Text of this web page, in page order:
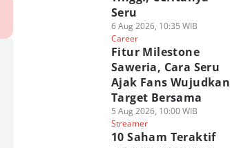
Seru
6 Aug 2026, 10:35 WIB
Career
Fitur Milestone
Saweria, Cara Seru
Ajak Fans Wujudkan
Target Bersama
5 Aug 2026, 10:00 WIB
Streamer
10 Saham Teraktif